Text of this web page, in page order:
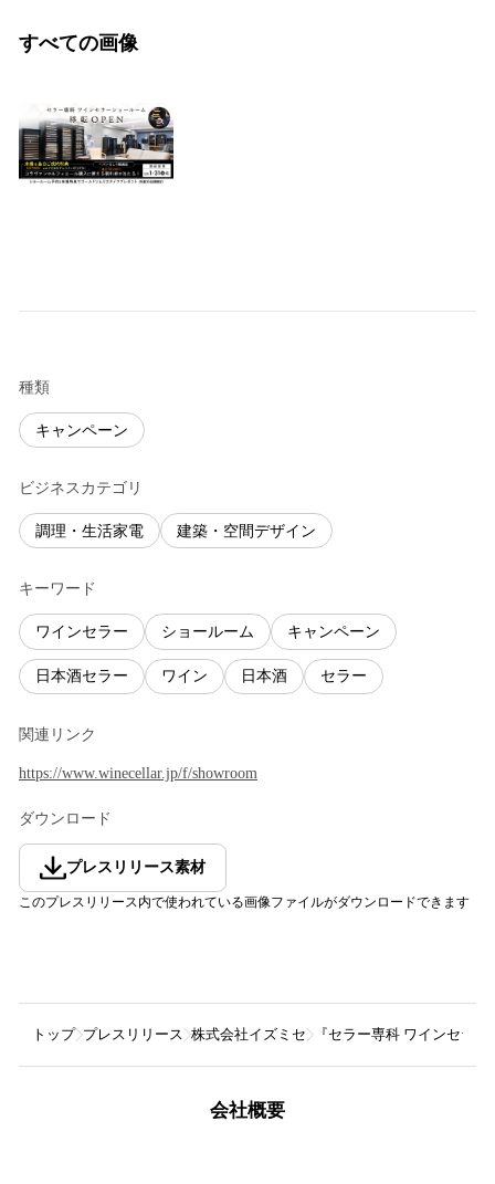
すべての画像
種類
キャンペーン
ビジネスカテゴリ
調理・生活家電 建築・空間デザイン
キーワード
ワインセラー ショールーム キャンペーン
日本酒セラー ワイン 日本酒 セラー
関連リンク
https://www.winecellar.jp/f/showroom
ダウンロード
プレスリリース素材
このプレスリリース内で使われている画像ファイルがダウンロードできます
トップ プレスリリース 株式会社イズミセ 『セラー専科 ワインセラ
会社概要